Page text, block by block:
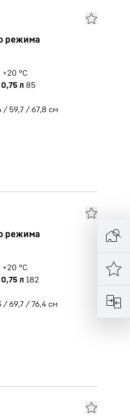
режима
+20 °C
л 85
/ 59,7 / 67,8 см
режима
+20 °C
л182
/ 69,7 / 76,4 см